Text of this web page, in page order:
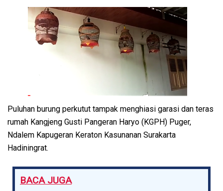
Puluhan burung perkutut tampak menghiasi garasi dan teras
rumah Kangjeng Gusti Pangeran Haryo (KGPH) Puger,
Ndalem Kapugeran Keraton Kasunanan Surakarta
Hadiningrat.
BACA JUGA